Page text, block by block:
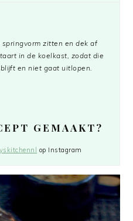
zitten en dek af
in de koelkast, zodat die
en niet gaat uitlopen.
GEMAAKT?
op Instagram